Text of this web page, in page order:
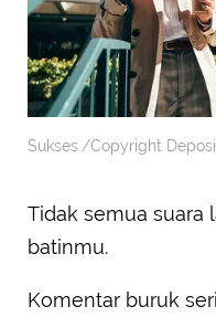
Sukses./Copyright
Tidak semua suara
batinmu.
Komentar buruk